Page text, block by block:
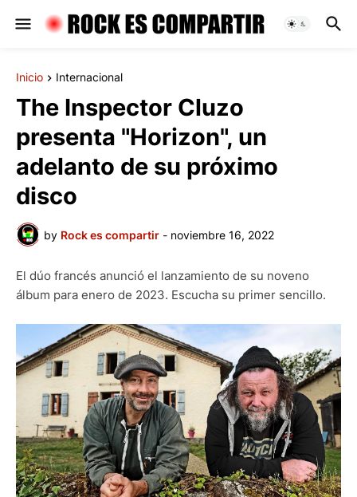
Inicio Internacional
The Inspector Cluzo
presenta "Horizon", un
adelanto de su próximo
disco
by Rock es compartir - noviembre 16, 2022
El dúo francés anunció el lanzamiento de su noveno
álbum para enero de 2023. Escucha su primer sencillo.